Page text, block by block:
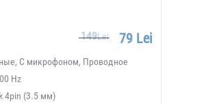
149Lei 79 Lei
С микрофоном, Проводное
Hz
4pin (3.5 мм)